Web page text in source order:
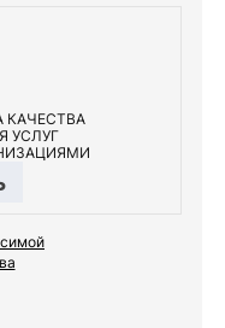
КАЧЕСТВА
УСЛУГ